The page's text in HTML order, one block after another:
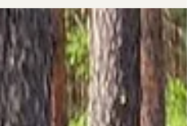
przemierzaliśmy konno trasę prowadzącą przez
znane, ale niezwykle poruszające rejony
historycznego Podlasia – aż w okolice Sterdyni.